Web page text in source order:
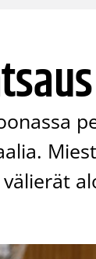
välierät